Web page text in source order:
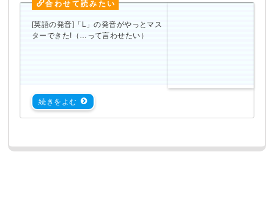
[英語の発音]「L」の発音がやっとマス
ターできた!（…って言わせたい）